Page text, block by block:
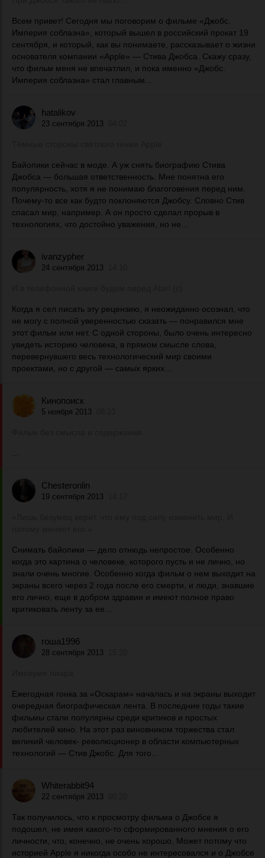
Всем привет! Сегодня мы поговорим о фильме «Джобс.
Империя соблазна», который вышел в российский прокат 19
сентября, и который, как вы понимаете, рассказывает о жизни
основателя компании «Apple» — Стива Джобса. Скажу сразу,
что фильм меня не впечатлил, и пока именно «Джобс.
Империя соблазна» стал главным...
hatalikov
23 сентября 2013
Байопики сейчас в моде. А уж снять биографию Стива
Джобса — большая ответственность. Мне понятна его
популярность, хотя я не понимаю благоговения перед ним.
Почему-то все как будто поклоняются Джобсу. Словно Стив
спасал мир, например. А он просто сделал прорыв в
технологиях, что достойно уважения, но не...
ivanzypher
24 сентября 2013
Когда я сел писать эту рецензию, я неожиданно осознал, что
не могу с полной уверенностью сказать — понравился мне
этот фильм или нет. С одной стороны, было очень интересно
увидеть историю человека, в прямом смысле слова,
перевернувшего весь технологический мир своими
проектами, но с другой — самых ярких...
Кинопоиск
5 ноября 2013
Chesteronlin
19 сентября 2013
Снимать байопики — дело отнюдь непростое. Особенно
когда это картина о человеке, которого пусть и не лично, но
знали очень многие. Особенно когда фильм о нем выходит на
экраны всего через 2 года после его смерти, и люди, знавшие
его лично, еще в добром здравии и имеют полное право
критиковать ленту за ее...
гоша1996
28 сентября 2013
Ежегодная гонка за «Оскарам» началась и на экраны выходит
очередная биографическая лента. В последние годы такие
фильмы стали популярны среди критиков и простых
любителей кино. На этот раз виновником торжества стал
великий человек- революционер в области компьютерных
технологий — Стив Джобс. Для того...
Whiterabbit94
22 сентября 2013
Так получилось, что к просмотру фильма о Джобсе я
подошел, не имея какого-то сформированного мнения о его
личности, что, конечно, не очень хорошо. Может потому что
историей Apple я никогда особо не интересовался и о Джобсе